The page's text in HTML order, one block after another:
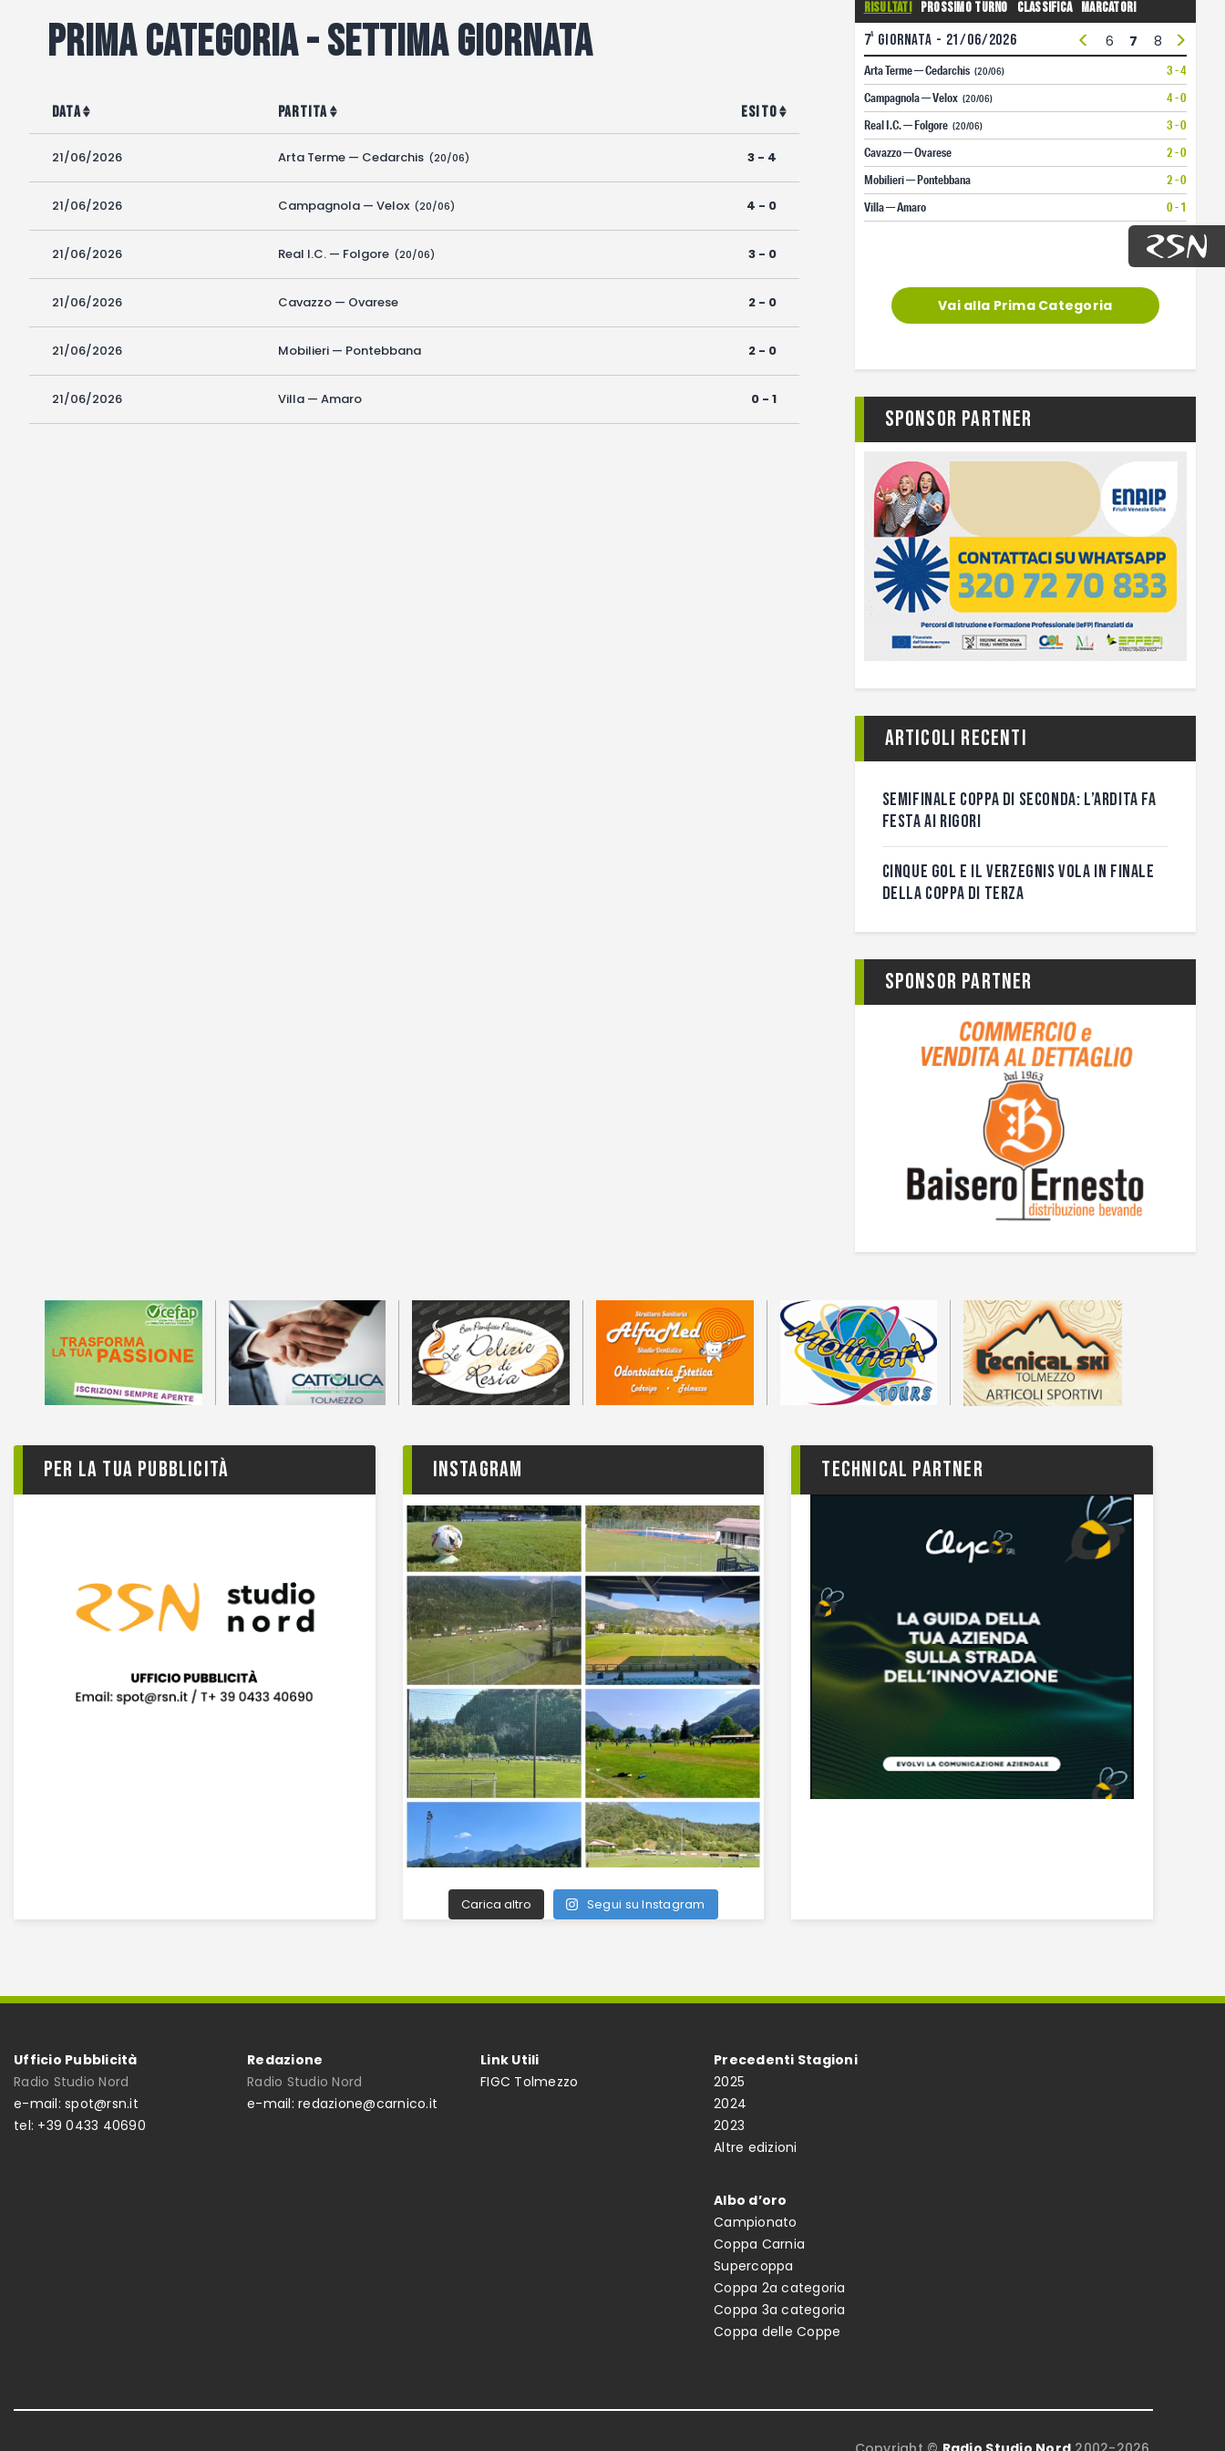
Prima categoria - Settima Giornata
Data Partita Esito
21/06/2026 Arta Terme — Cedarchis (20/06) 3 - 4
21/06/2026 Campagnola — Velox (20/06) 4 - 0
21/06/2026 Real I.C. — Folgore (20/06) 3 - 0
21/06/2026 Cavazzo — Ovarese 2 - 0
21/06/2026 Mobilieri — Pontebbana 2 - 0
21/06/2026 Villa — Amaro 0 - 1
Risultati Prossimo turno Classifica Marcatori
7a giornata - 21/06/2026
1 2 5 6 7 8 9
< >
Arta Terme — Cedarchis (20/06)
3 - 4
Campagnola — Velox (20/06)
4 - 0
Real I.C. — Folgore (20/06)
3 - 0
Cavazzo — Ovarese
2 - 0
Mobilieri — Pontebbana
2 - 0
Villa — Amaro
0 - 1
Vai alla Prima Categoria
Sponsor Partner
Articoli recenti
SEMIFINALE COPPA DI SECONDA: L’ARDITA FA
FESTA AI RIGORI
CINQUE GOL E IL VERZEGNIS VOLA IN FINALE
DELLA COPPA DI TERZA
Sponsor Partner
Per la tua pubblicità Instagram
Carica altro Segui su Instagram
TECHNICAL PARTNER
Ufficio Pubblicità
Radio Studio Nord
e-mail: spot@rsn.it
tel: +39 0433 40690
Redazione
Radio Studio Nord
e-mail: redazione@carnico.it
Link Utili
FIGC Tolmezzo
Precedenti Stagioni
2025
2024
2023
Altre edizioni
Albo d’oro
Campionato
Coppa Carnia
Supercoppa
Coppa 2a categoria
Coppa 3a categoria
Coppa delle Coppe